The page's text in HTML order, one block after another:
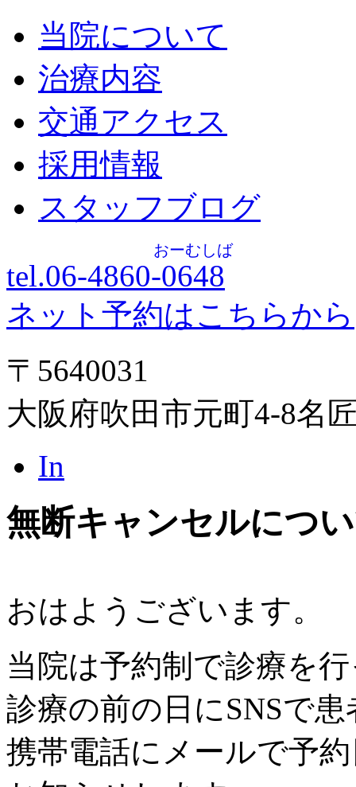
当院について
治療内容
交通アクセス
採用情報
スタッフブログ
tel.06-4860-0648
おーむしば
ネット予約はこちらから
〒5640031
大阪府吹田市元町4-8名
In
無断キャンセルにつ
おはようございます。
当院は予約制で診療を
診療の前の日にSNSで患
携帯電話にメールで予